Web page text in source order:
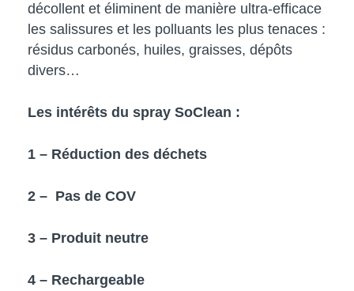
décollent et éliminent de manière ultra-efficace
les salissures et les polluants les plus tenaces :
résidus carbonés, huiles, graisses, dépôts
divers…
Les intérêts du spray SoClean :
1 – Réduction des déchets
2 – Pas de COV
3 – Produit neutre
4 – Rechargeable